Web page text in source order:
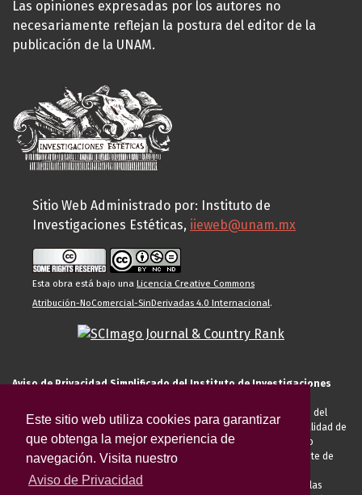
Este sitio web utiliza cookies para garantizar
que obtenga la mejor experiencia de
navegación. Visita nuestro
Aviso de Privacidad
Las opiniones expresadas por los autores no
necesariamente reflejan la postura del editor de la
publicación de la UNAM.
Sitio Web Administrado por: Instituto de
Investigaciones Estéticas, iieweb@unam.mx
Esta obra está bajo una Licencia Creative Commons
Atribución-NoComercial-SinDerivadas 4.0 Internacional.
Aviso de Privacidad Simplificado del Instituto de Investigaciones
El Instituto de Investigaciones Estéticas de la UNAM, es responsable del
tratamiento de sus datos personales para el registro de usted en calidad de
alumno, docente, personal de la entidad académica, conferencista o
invitado externo (nacional o extranjero), visitante, proveedor o cliente de
anteriormente descritas u otras aquellas exigidas legalmente o por las